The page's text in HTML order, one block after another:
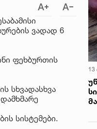
ვადად 6
ფეხბურთის
სხვადასხვა
სისტემები.
13